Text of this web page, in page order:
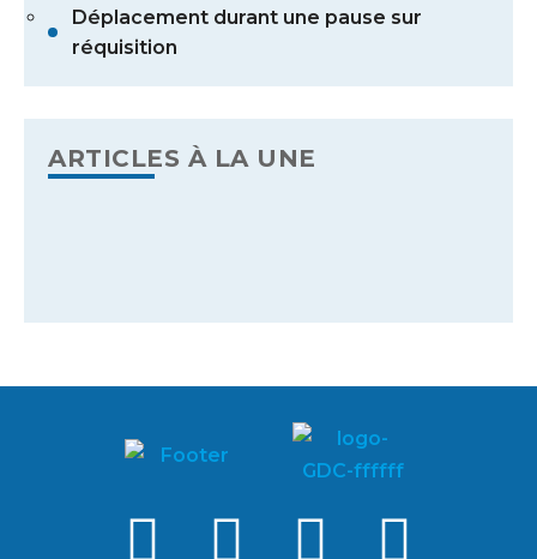
Déplacement durant une pause sur
réquisition
ARTICLES À LA UNE